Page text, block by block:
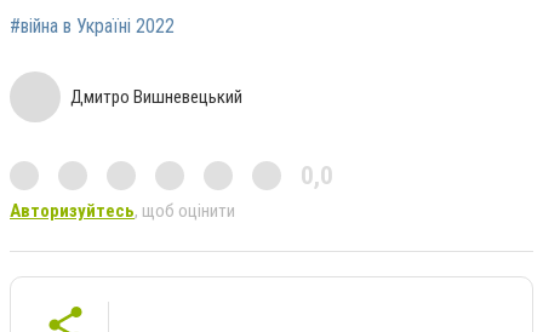
#війна в Україні 2022
Дмитро Вишневецький
0,0
Авторизуйтесь, щоб оцінити